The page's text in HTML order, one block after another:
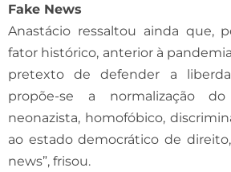
Fake News
Anastácio ressaltou ainda que,
fator histórico, anterior à
pretexto de defender a
propõe-se a normalização
neonazista, homofóbico,
ao estado democrático de
news”, frisou.